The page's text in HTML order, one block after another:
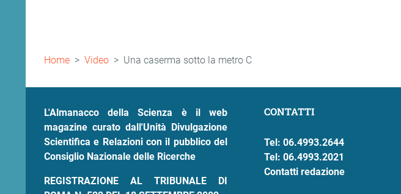
Briciole
Home Video Una caserma sotto la metro C
L'Almanacco della Scienza è il web
magazine curato dall'Unità Divulgazione
Scientifica e Relazioni con il pubblico del
Consiglio Nazionale delle Ricerche
REGISTRAZIONE AL TRIBUNALE DI
CONTATTI
Tel: 06.4993.2644
Tel: 06.4993.2021
Contatti redazione